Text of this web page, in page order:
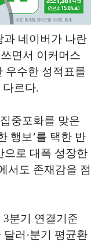
네이버가 나란
면서 이커머스
우수한 성적표를
르다.
중포화를 맞은
행보’를 택한 반
으로 대폭 성장한
서도 존재감을 점
분기 연결기준
달러·분기 평균환